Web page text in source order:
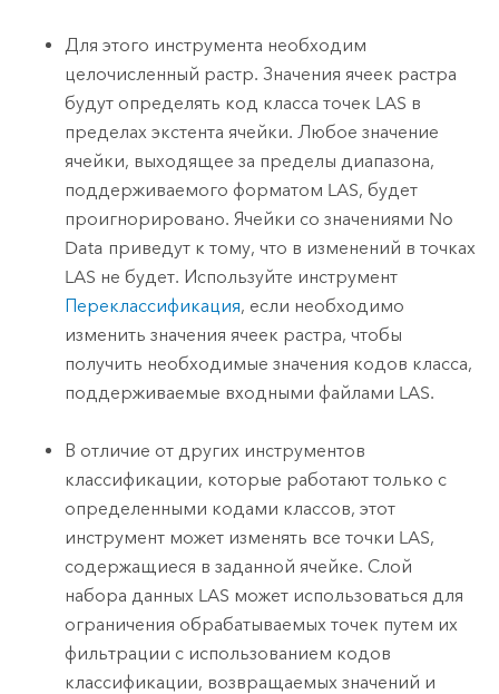
Для этого инструмента необходим
целочисленный растр. Значения ячеек растра
будут определять код класса точек LAS в
пределах экстента ячейки. Любое значение
ячейки, выходящее за пределы диапазона,
поддерживаемого форматом LAS, будет
проигнорировано. Ячейки со значениями No
Data приведут к тому, что в изменений в точках
LAS не будет. Используйте инструмент
Переклассификация, если необходимо
изменить значения ячеек растра, чтобы
получить необходимые значения кодов класса,
поддерживаемые входными файлами LAS.
В отличие от других инструментов
классификации, которые работают только с
определенными кодами классов, этот
инструмент может изменять все точки LAS,
содержащиеся в заданной ячейке. Слой
набора данных LAS может использоваться для
ограничения обрабатываемых точек путем их
фильтрации с использованием кодов
классификации, возвращаемых значений и